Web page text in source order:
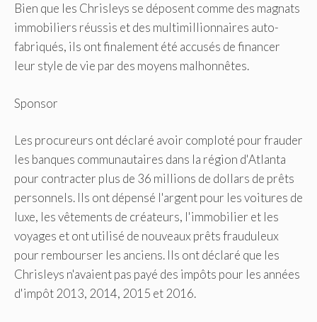
Bien que les Chrisleys se déposent comme des magnats
immobiliers réussis et des multimillionnaires auto-
fabriqués, ils ont finalement été accusés de financer
leur style de vie par des moyens malhonnêtes.
Sponsor
Les procureurs ont déclaré avoir comploté pour frauder
les banques communautaires dans la région d'Atlanta
pour contracter plus de 36 millions de dollars de prêts
personnels. Ils ont dépensé l'argent pour les voitures de
luxe, les vêtements de créateurs, l'immobilier et les
voyages et ont utilisé de nouveaux prêts frauduleux
pour rembourser les anciens. Ils ont déclaré que les
Chrisleys n'avaient pas payé des impôts pour les années
d'impôt 2013, 2014, 2015 et 2016.